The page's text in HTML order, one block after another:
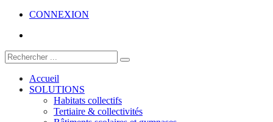
CONNEXION
Accueil
SOLUTIONS
Habitats collectifs
Tertiaire & collectivités